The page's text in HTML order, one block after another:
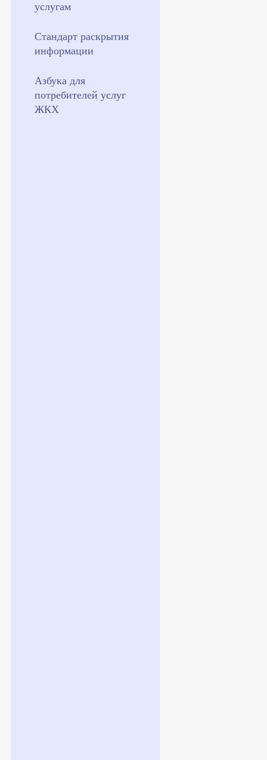
услугам
Стандарт раскрытия
информации
Азбука для
потребителей услуг
ЖКХ